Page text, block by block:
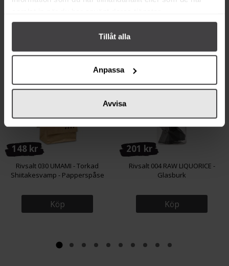
Tillåt alla
Anpassa
Avvisa
Från samma varumärke
148 kr
Rivsalt 030 UMAMI - Torkad
Shiitakesvamp - Papperspåse
Köp
201 kr
Rivsalt 004 RAW LIQUORICE -
Glasburk
Köp